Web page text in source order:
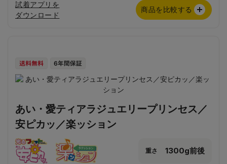
試着アプリを
ダウンロード
商品を比較する
あい・愛ティアラジュエリープリンセス／
安ピカッ／楽ッション
重さ 1300g前後